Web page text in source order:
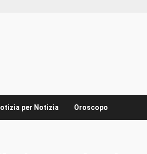
per Notizia Oroscopo